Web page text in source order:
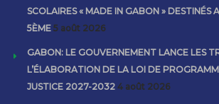
SCOLAIRES « MADE IN GABON » DESTINÉS
5ÈME 5 août 2026
GABON: LE GOUVERNEMENT LANCE LES
L’ÉLABORATION DE LA LOI DE
JUSTICE 2027-2032 4 août 2026